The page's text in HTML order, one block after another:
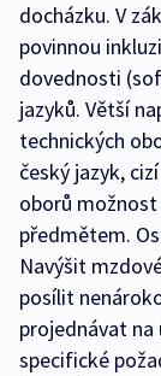
docházku. V
povinnou
dovednosti
jazyků. Větší
technických
český jazyk,
oborů
předmětem.
Navýšit
posílit
projednávat
specifické